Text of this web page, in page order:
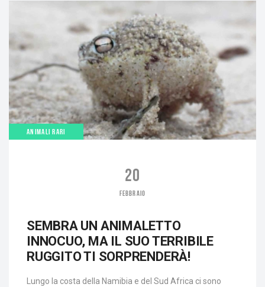
ANIMALI RARI
20
FEBBRAIO
SEMBRA UN ANIMALETTO
INNOCUO, MA IL SUO TERRIBILE
RUGGITO TI SORPRENDERÀ!
Lungo la costa della Namibia e del Sud Africa ci sono